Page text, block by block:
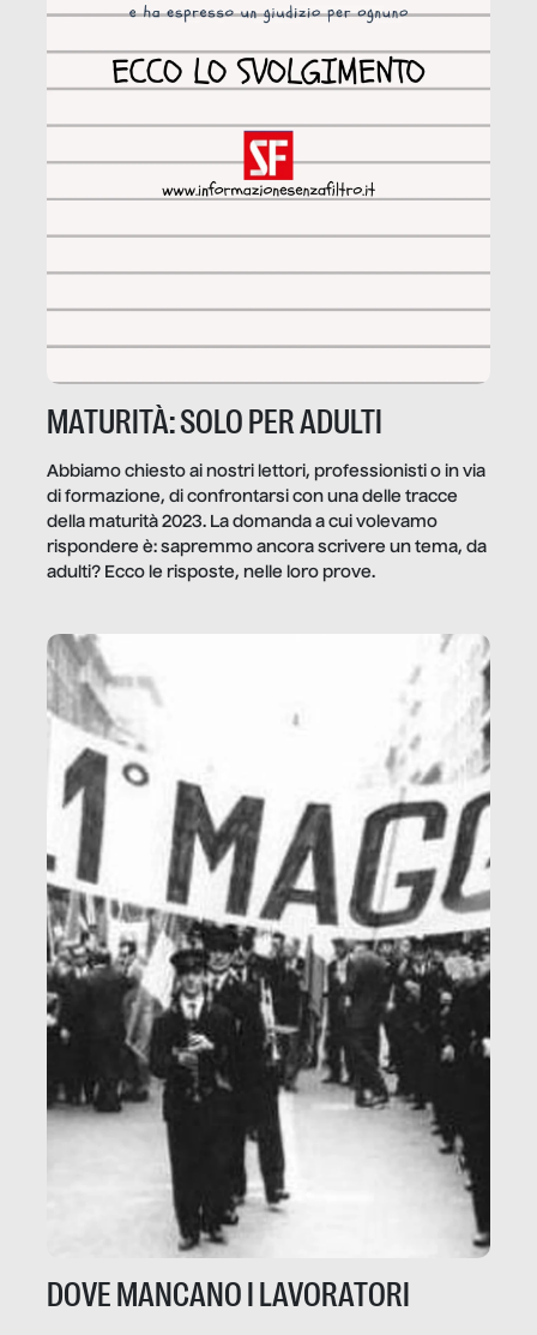
MATURITÀ: SOLO PER ADULTI
Abbiamo chiesto ai nostri lettori, professionisti o in via
di formazione, di confrontarsi con una delle tracce
della maturità 2023. La domanda a cui volevamo
rispondere è: sapremmo ancora scrivere un tema, da
adulti? Ecco le risposte, nelle loro prove.
DOVE MANCANO I LAVORATORI